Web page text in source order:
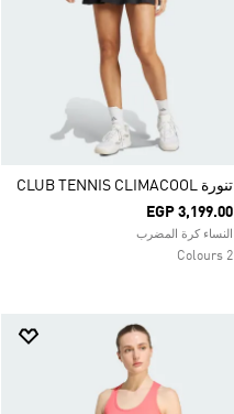
تنورة CLUB TENNIS CLIMACOOL
EGP 3,199.00
النساء كرة المضرب
2 Colours